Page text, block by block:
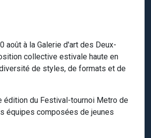
août à la Galerie d'art des Deux-
collective estivale haute en
de styles, de formats et de
édition du Festival-tournoi Metro de
équipes composées de jeunes